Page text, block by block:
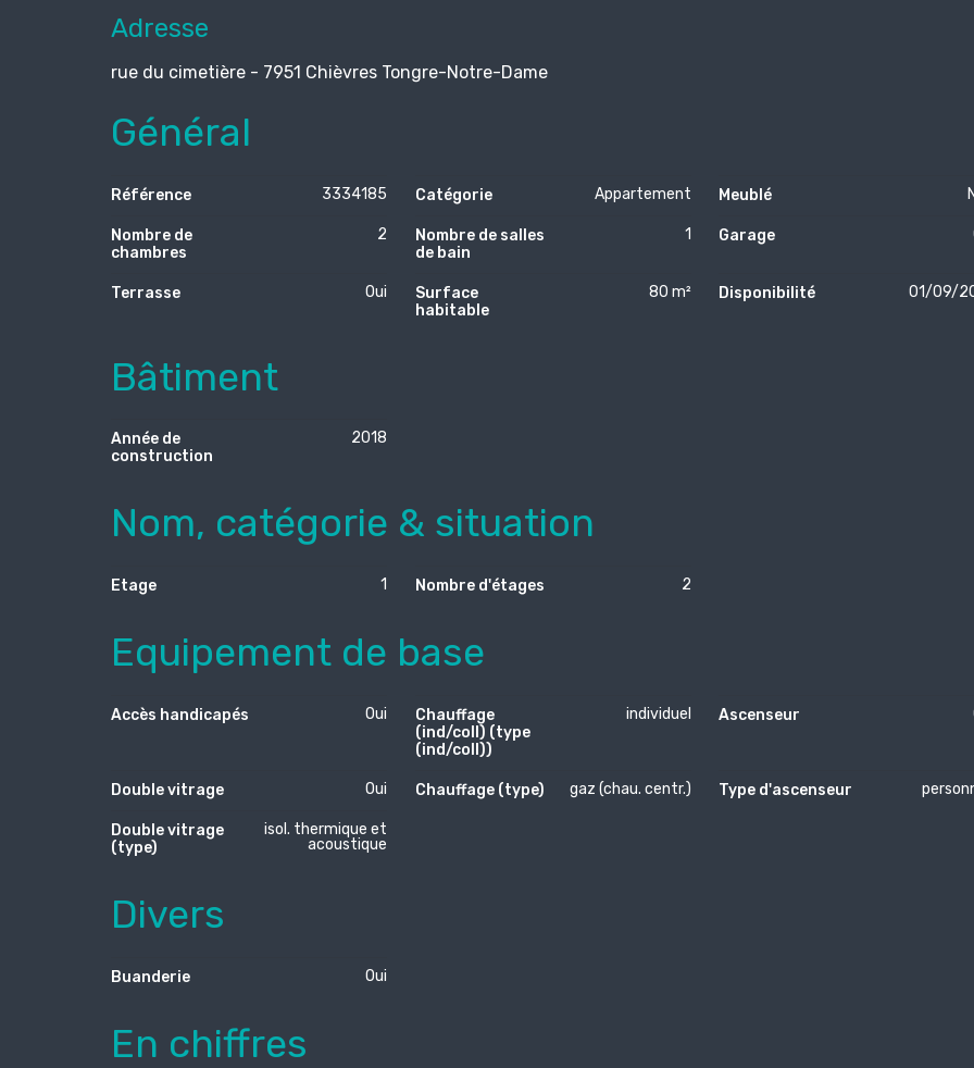
Adresse
rue du cimetière - 7951 Chièvres Tongre-Notre-Dame
Général
Référence 3334185 Catégorie Appartement Meublé
Nombre de
chambres
2
Nombre de salles
de bain
1 Garage
Terrasse Oui
Surface
habitable
80 m² Disponibilité 01/09/
Bâtiment
Année de
construction
2018
Nom, catégorie & situation
Etage 1 Nombre d'étages 2
Equipement de base
Accès handicapés Oui
Chauffage
(ind/coll) (type
(ind/coll))
individuel Ascenseur
Double vitrage Oui Chauffage (type) gaz (chau. centr.) Type d'ascenseur
Double vitrage
(type)
isol. thermique et
acoustique
Divers
Buanderie Oui
En chiffres